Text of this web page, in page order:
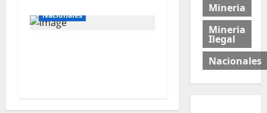
Nacionales
Mineria
Mineria
Ilegal
Nacionales